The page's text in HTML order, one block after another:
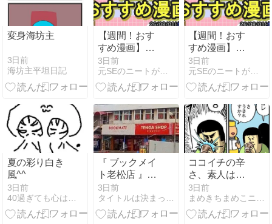
岡山県倉敷市
東塚７丁目３
−３９ 】#1
変身海坊主
3日前
海坊主平坦日記
【週間！おす
すめ漫画】お
すすめ 80選
（今週完結88
冊）｜2ペー
8月1週目】
3日前
元SEのニートがゲーム開発者を目指す
【週間！おす
すめ漫画】お
すすめ 80選
（今週完結88
冊）｜ジャン
8月1週目発
売】
3日前
元SEのニートがゲーム開発者を目指す
夏の彩り白き
風^^
3日前
『 ブックメイ
ト老松店 』が
閉店してる。
『 ブックメイ
ト倉敷沖店 』
3日前
ココイチの辛
さ、素人は3
選びがち
3日前